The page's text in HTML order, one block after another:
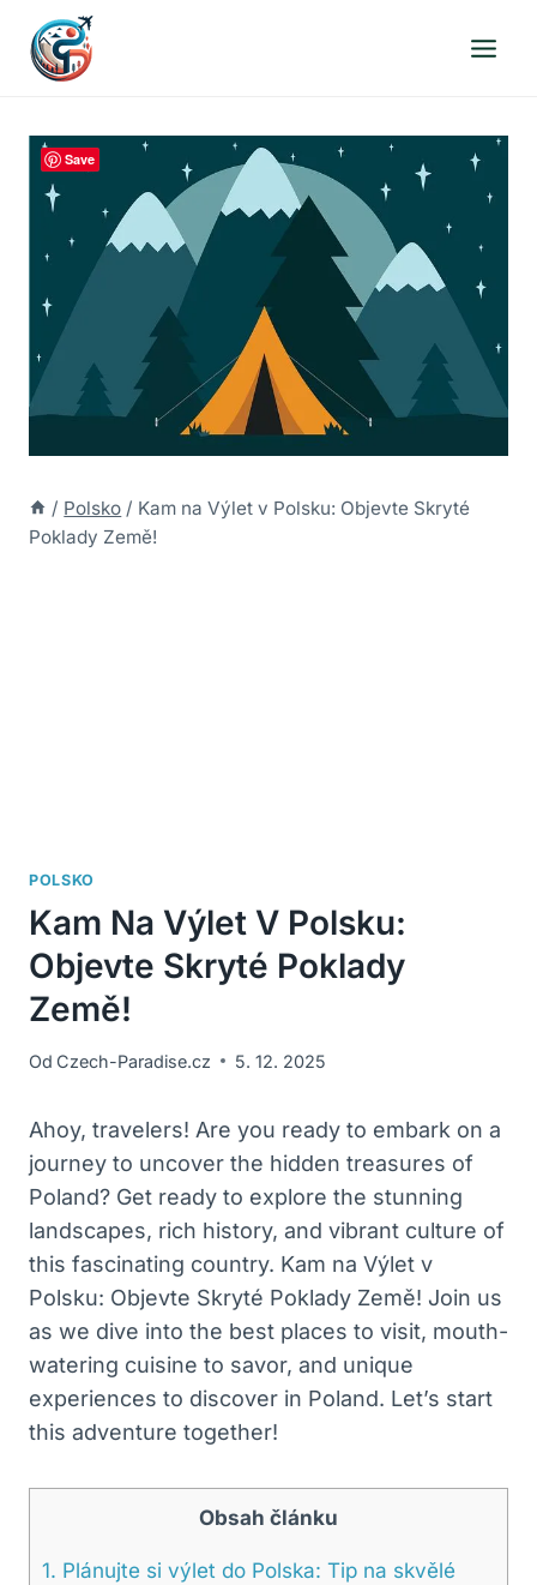
Přeskočit
obsah
/ Polsko / Kam na Výlet v Polsku: Objevte Skryté
Poklady Země!
POLSKO
Kam Na Výlet V Polsku:
Objevte Skryté Poklady
Země!
Od Czech-Paradise.cz 5. 12. 2025
Ahoy, travelers! Are you ready to embark on a
journey to uncover the hidden treasures of
Poland? Get ready to explore the stunning
landscapes, rich history, and vibrant culture of
this fascinating country. Kam na Výlet v
Polsku: Objevte Skryté Poklady Země! Join us
as we dive into the best places to visit, mouth-
watering cuisine to savor, and unique
experiences to discover in Poland. Let’s start
this adventure together!
Obsah článku
1. Plánujte si výlet do Polska: Tip na skvělé
Save